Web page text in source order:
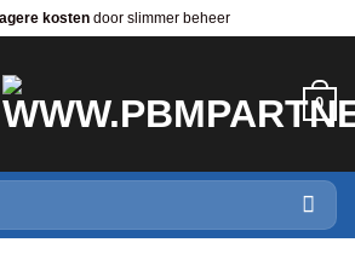
kosten door slimmer beheer
0